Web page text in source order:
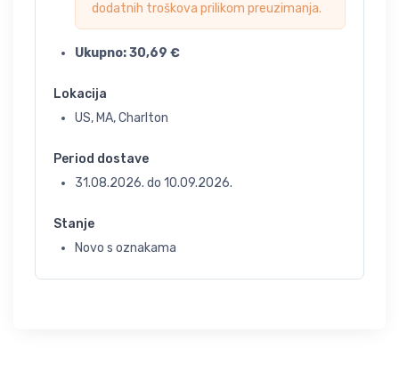
dodatnih troškova prilikom preuzimanja.
Ukupno:30,69 €
Lokacija
US, MA, Charlton
Period dostave
31.08.2026. do 10.09.2026.
Stanje
Novo s oznakama